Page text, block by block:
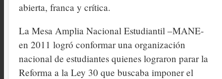
abierta, franca y crítica.
La Mesa Amplia Nacional Estudiantil –MANE-
en 2011 logró conformar una organización
nacional de estudiantes quienes lograron parar la
Reforma a la Ley 30 que buscaba imponer el